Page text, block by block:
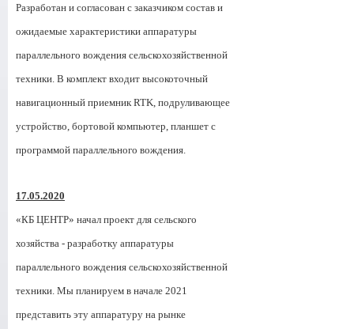
Разработан и согласован с заказчиком состав и
ожидаемые характеристики аппаратуры
параллельного вождения сельскохозяйственной
техники. В комплект входит высокоточный
навигационный приемник RTK, подруливающее
устройство, бортовой компьютер, планшет с
программой параллельного вождения.
17.05.2020
«КБ ЦЕНТР» начал проект для сельского
хозяйства - разработку аппаратуры
параллельного вождения сельскохозяйственной
техники. Мы планируем в начале 2021
представить эту аппаратуру на рынке